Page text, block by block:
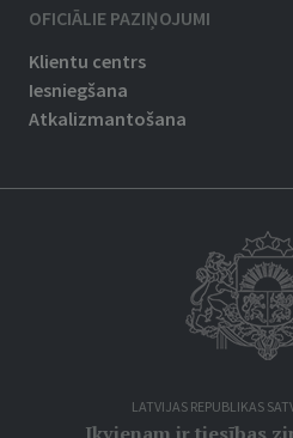
OFICIĀLIE PAZIŅOJUMI
Klientu centrs
Iesniegšana
Atkalizmantošana
LATVIJAS REPUBLIKAS